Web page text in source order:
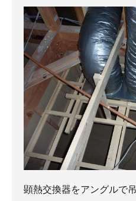
顕熱交換器をアングルで